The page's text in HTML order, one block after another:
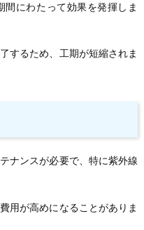
にわたって効果を発揮しま
するため、工期が短縮されま
ナンスが必要で、特に紫外線
用が高めになることがありま